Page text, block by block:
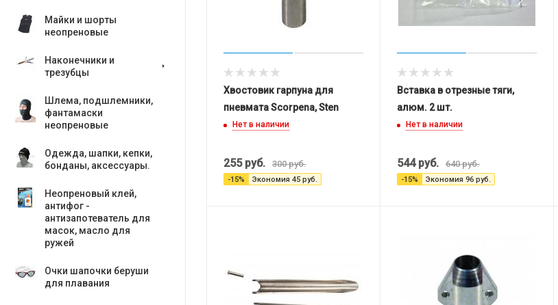
Майки и шорты
неопреновые
Наконечники и
трезубцы
Шлема, подшлемники,
фантамаски
неопреновые
Одежда, шапки, кепки,
бонданы, аксесcуары.
Неопреновый клей,
антифог -
антизапотеватель для
масок, масло для
ружей
Очки шапочки беруши
для плавания
Хвостовик гарпуна для
пневмата Scorpena, Sten
Нет в наличии
255руб. 300руб.
-15% Экономия 45 руб.
Вставка в отрезные тяги,
алюм. 2 шт.
Нет в наличии
544руб. 640руб.
-15% Экономия 96 руб.